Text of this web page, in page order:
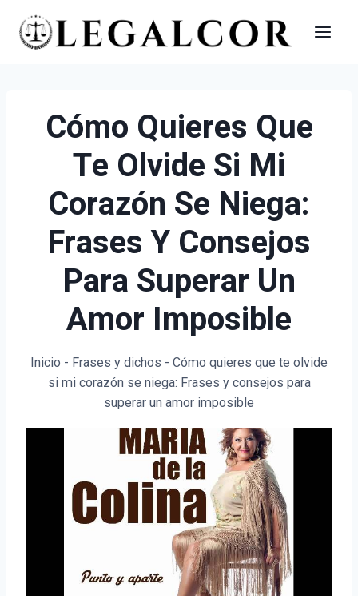
Saltar
Cómo Quieres Que
Te Olvide Si Mi
Corazón Se Niega:
Frases Y Consejos
Para Superar Un
Amor Imposible
Inicio - Frases y dichos - Cómo quieres que te olvide
si mi corazón se niega: Frases y consejos para
superar un amor imposible